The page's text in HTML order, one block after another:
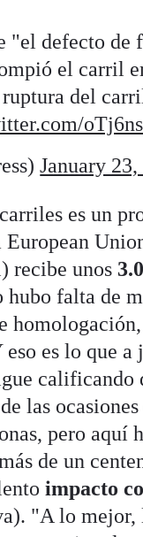
"el defecto de
el carril
del
January
es un
recibe unos
hubo falta de
eso es lo que
las
pero
de un
impacto
"A lo mejor,